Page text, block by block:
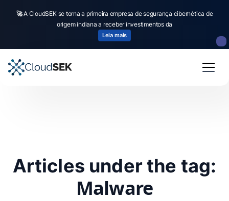
🚀A CloudSEK se torna a primeira empresa de segurança cibernética de
origem indiana a receber investimentos da
Leia mais
Articles under the tag:
Malware